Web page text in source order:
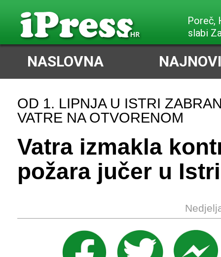
Poreč,
slabi
NASLOVNA
OD 1. LIPNJA U ISTRI
VATRE NA OTVORENOM
Vatra izmakla
požara jučer u Istri